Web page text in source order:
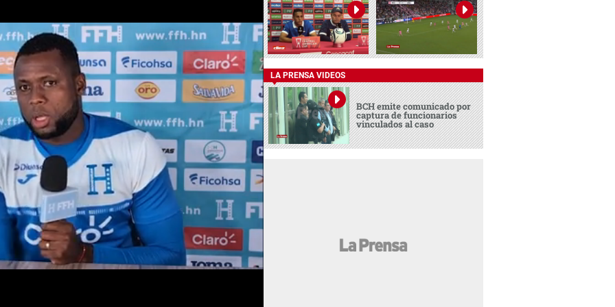
LA PRENSA VIDEOS
BCH emite comunicado por
captura de funcionarios
vinculados al caso